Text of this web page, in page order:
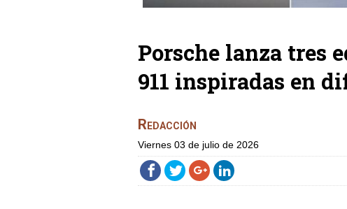
Porsche lanza tres
911 inspiradas en
Redacción
viernes 03 de julio de 2026